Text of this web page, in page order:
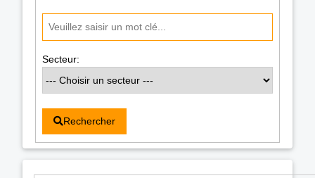
Secteur:
Rechercher